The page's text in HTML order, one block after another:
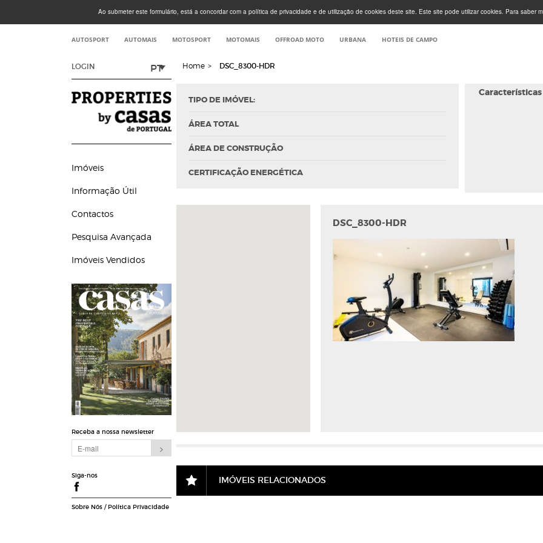
Ao submeter este formulário, está a concordar com a política de privacidade e de utilização de cookies deste site. Este site pode utilizar cookies. Para saber
AUTOSPORT AUTOMAIS MOTOSPORT MOTOMAIS OFFROAD MOTO URBANA HOTEIS DE CAMPO
LOGIN PT
Imóveis
Informação Útil
Contactos
Pesquisa Avançada
Imóveis Vendidos
Receba a nossa newsletter
Siga-nos
Sobre Nós/ Política Privacidade
Home > DSC_8300-HDR
TIPO DE IMÓVEL:
ÁREA TOTAL
ÁREA DE CONSTRUÇÃO
CERTIFICAÇÃO ENERGÉTICA
Características
DSC_8300-HDR
IMÓVEIS RELACIONADOS